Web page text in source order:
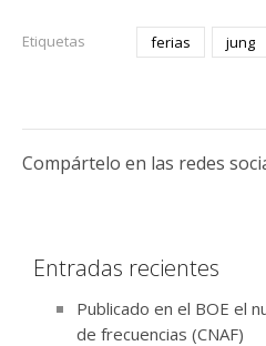
Etiquetas ferias jung
Compártelo en las redes
Entradas recientes
Publicado en el BOE el
de frecuencias (CNAF)